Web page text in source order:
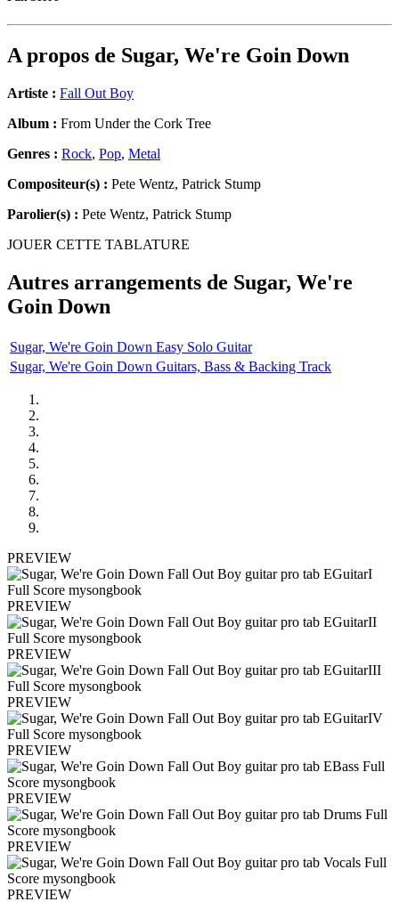
A propos de Sugar, We're Goin Down
Artiste : Fall Out Boy
Album : From Under the Cork Tree
Genres : Rock, Pop, Metal
Compositeur(s) : Pete Wentz, Patrick Stump
Parolier(s) : Pete Wentz, Patrick Stump
JOUER CETTE TABLATURE
Autres arrangements de Sugar, We're
Goin Down
Sugar, We're Goin Down Easy Solo Guitar
Sugar, We're Goin Down Guitars, Bass & Backing Track
PREVIEW
PREVIEW
PREVIEW
PREVIEW
PREVIEW
PREVIEW
PREVIEW
PREVIEW